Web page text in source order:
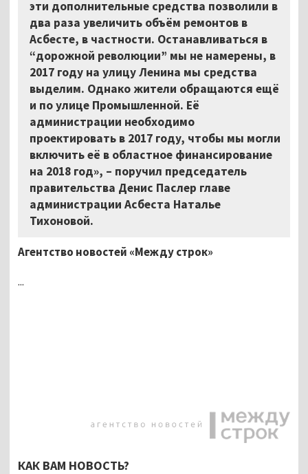
эти дополнительные средства позволили в
два раза увеличить объём ремонтов в
Асбесте, в частности. Останавливаться в
“дорожной революции” мы не намерены, в
2017 году на улицу Ленина мы средства
выделим. Однако жители обращаются ещё
и по улице Промышленной. Её
администрации необходимо
проектировать в 2017 году, чтобы мы могли
включить её в областное финансирование
на 2018 год», – поручил председатель
правительства Денис Паслер главе
администрации Асбеста Наталье
Тихоновой.
Агентство новостей «Между строк»
...
КАК ВАМ НОВОСТЬ?